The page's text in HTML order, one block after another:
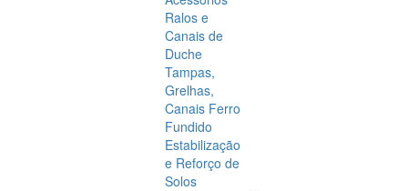
Ralos e
Canais de
Duche
Tampas,
Grelhas,
Canais Ferro
Fundido
Estabilização
e Reforço de
Solos